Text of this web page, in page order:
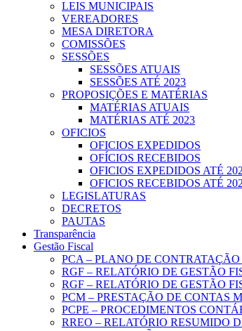
LEIS MUNICIPAIS
VEREADORES
MESA DIRETORA
COMISSÕES
SESSÕES
SESSÕES ATUAIS
SESSÕES ATÉ 2023
PROPOSIÇÕES E MATÉRIAS
MATÉRIAS ATUAIS
MATÉRIAS ATÉ 2023
OFICIOS
OFICIOS EXPEDIDOS
OFÍCIOS RECEBIDOS
OFICIOS EXPEDIDOS ATÉ
OFICIOS RECEBIDOS ATÉ
LEGISLATURAS
DECRETOS
PAUTAS
Transparência
Gestão Fiscal
PCA – PLANO DE
RGF – RELATÓRIO DE GESTÃO
RGF – RELATÓRIO DE GESTÃO
PCM – PRESTAÇÃO DE CONTAS
PCPE – PROCEDIMENTOS
RREO – RELATÓRIO RESUMIDO